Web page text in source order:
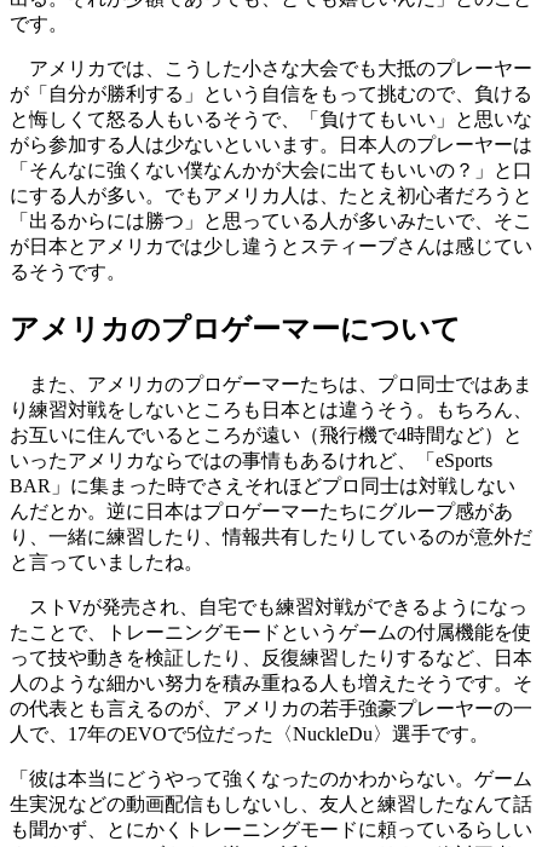
です。
アメリカでは、こうした小さな大会でも大抵のプレーヤー
が「自分が勝利する」という自信をもって挑むので、負ける
と悔しくて怒る人もいるそうで、「負けてもいい」と思いな
がら参加する人は少ないといいます。日本人のプレーヤーは
「そんなに強くない僕なんかが大会に出てもいいの？」と口
にする人が多い。でもアメリカ人は、たとえ初心者だろうと
「出るからには勝つ」と思っている人が多いみたいで、そこ
が日本とアメリカでは少し違うとスティーブさんは感じてい
るそうです。
アメリカのプロゲーマーについて
また、アメリカのプロゲーマーたちは、プロ同士ではあま
り練習対戦をしないところも日本とは違うそう。もちろん、
お互いに住んでいるところが遠い（飛行機で4時間など）と
いったアメリカならではの事情もあるけれど、「eSports
BAR」に集まった時でさえそれほどプロ同士は対戦しない
んだとか。逆に日本はプロゲーマーたちにグループ感があ
り、一緒に練習したり、情報共有したりしているのが意外だ
と言っていましたね。
ストVが発売され、自宅でも練習対戦ができるようになっ
たことで、トレーニングモードというゲームの付属機能を使
って技や動きを検証したり、反復練習したりするなど、日本
人のような細かい努力を積み重ねる人も増えたそうです。そ
の代表とも言えるのが、アメリカの若手強豪プレーヤーの一
人で、17年のEVOで5位だった〈NuckleDu〉選手です。
「彼は本当にどうやって強くなったのかわからない。ゲーム
生実況などの動画配信もしないし、友人と練習したなんて話
も聞かず、とにかくトレーニングモードに頼っているらしい